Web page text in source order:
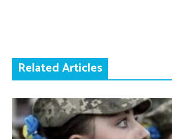
Related Articles